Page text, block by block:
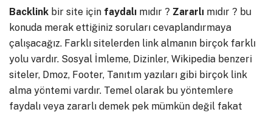
Backlink bir site için faydalı mıdır ? Zararlı mıdır ? bu
konuda merak ettiğiniz soruları cevaplandırmaya
çalışacağız. Farklı sitelerden link almanın birçok farklı
yolu vardır. Sosyal İmleme, Dizinler, Wikipedia benzeri
siteler, Dmoz, Footer, Tanıtım yazıları gibi birçok link
alma yöntemi vardır. Temel olarak bu yöntemlere
faydalı veya zararlı demek pek mümkün değil fakat